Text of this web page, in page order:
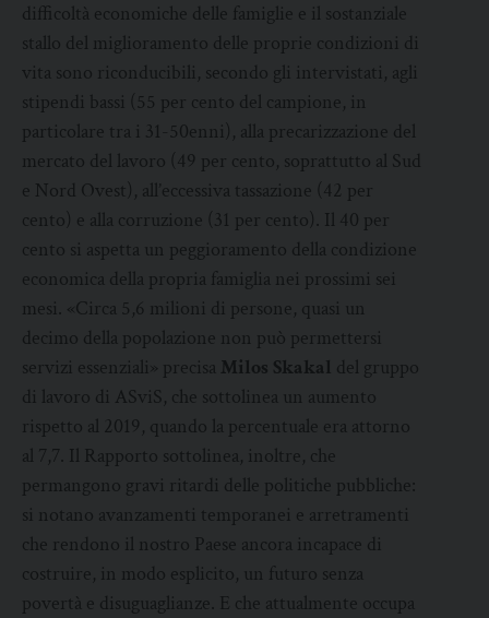
difficoltà economiche delle famiglie e il sostanziale
stallo del miglioramento delle proprie condizioni di
vita sono riconducibili, secondo gli intervistati, agli
stipendi bassi (55 per cento del campione, in
particolare tra i 31-50enni), alla precarizzazione del
mercato del lavoro (49 per cento, soprattutto al Sud
e Nord Ovest), all’eccessiva tassazione (42 per
cento) e alla corruzione (31 per cento). Il 40 per
cento si aspetta un peggioramento della condizione
economica della propria famiglia nei prossimi sei
mesi. «Circa 5,6 milioni di persone, quasi un
decimo della popolazione non può permettersi
servizi essenziali» precisa Milos Skakal del gruppo
di lavoro di ASviS, che sottolinea un aumento
rispetto al 2019, quando la percentuale era attorno
al 7,7. Il Rapporto sottolinea, inoltre, che
permangono gravi ritardi delle politiche pubbliche:
si notano avanzamenti temporanei e arretramenti
che rendono il nostro Paese ancora incapace di
costruire, in modo esplicito, un futuro senza
povertà e disuguaglianze. E che attualmente occupa